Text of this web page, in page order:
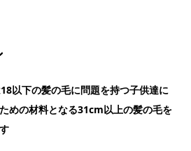
以下の髪の毛に問題を持つ子供達に
めの材料となる31cm以上の髪の毛を